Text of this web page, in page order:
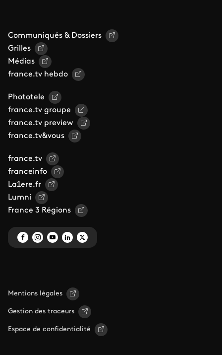
Communiqués & Dossiers
Grilles
Médias
france.tv hebdo
Phototele
france.tv groupe
france.tv preview
france.tv&vous
france.tv
franceinfo
La1ere.fr
Lumni
France 3 Régions
Mentions légales
Gestion des traceurs
Espace de confidentialité